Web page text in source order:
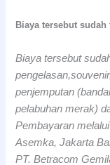
Biaya tersebut sudah
Biaya tersebut
penjemputan
pelabuhanmerak)
Pembayaran
Asemka,Jakarta
PT. Betracom